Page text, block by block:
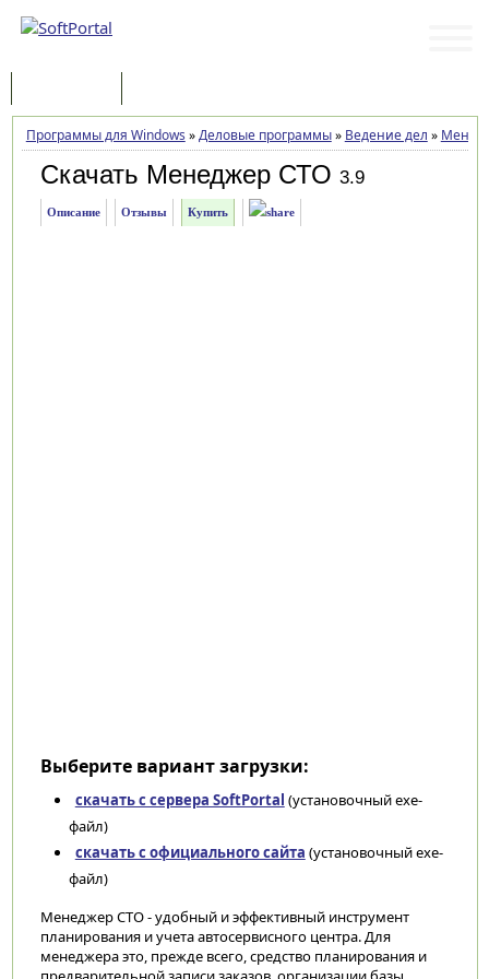
Программы для Windows »Деловые программы» Ведение дел »
Скачать Менеджер СТО 3.9
Описание Отзывы Купить
Выберите вариант загрузки:
скачать с сервера SoftPortal (установочный exe-
файл)
скачать с официального сайта (установочный exe-
файл)
Менеджер СТО - удобный и эффективный инструмент
планирования и учета автосервисного центра. Для
менеджера это, прежде всего, средство планирования и